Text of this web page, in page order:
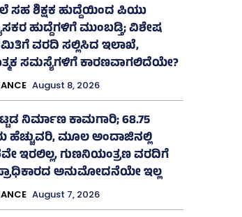
ಸಹ ಶಿಕ್ಷಕ ಹುದ್ದೆಯಿಂದ ಪಿಯು
ಹುದ್ದೆಗಳಿಗೆ ಮುಂಬಡ್ತಿ; ವಿಶೇಷ
ವರದಿ ಸಲ್ಲಿಸಿದ ಇಲಾಖೆ,
ಸಮಸ್ಯೆಗಳಿಗೆ ಕಾರಣವಾಗಲಿದೆಯೇ?
August 8, 2026
ನಿರ್ಮಾಣ ಕಾಮಗಾರಿ; 68.75
ಹೆಚ್ಚುವರಿ, ಮೂಲ ಅಂದಾಜಿನಲ್ಲಿ
ಇರಲಿಲ್ಲ, ಗುಣನಿಯಂತ್ರಣ ವರದಿಗೆ
ಅನುಮೋದನೆಯೇ ಇಲ್ಲ
August 7, 2026